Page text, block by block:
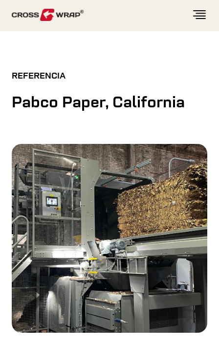
REFERENCIA
Pabco Paper, California